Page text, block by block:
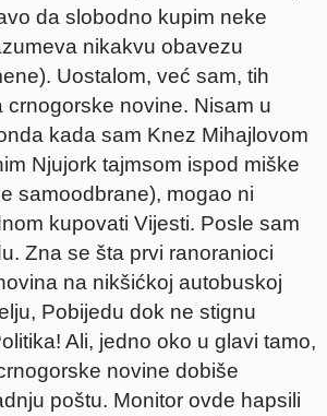
da slobodno kupim neke
nikakvu obavezu
Uostalom, već sam, tih
crnogorske novine. Nisam u
kada sam Knez Mihajlovom
Njujork tajmsom ispod miške
samoodbrane), mogao ni
kupovati Vijesti. Posle sam
Zna se šta prvi ranoranioci
na nikšićkoj autobuskoj
Pobijedu dok ne stignu
Ali, jedno oko u glavi tamo,
novine dobiše
poštu. Monitor ovde hapsili